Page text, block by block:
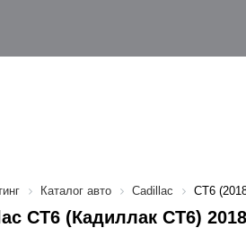
Каталог авто Cadillac CT6
CT6 (Кадиллак CT6)